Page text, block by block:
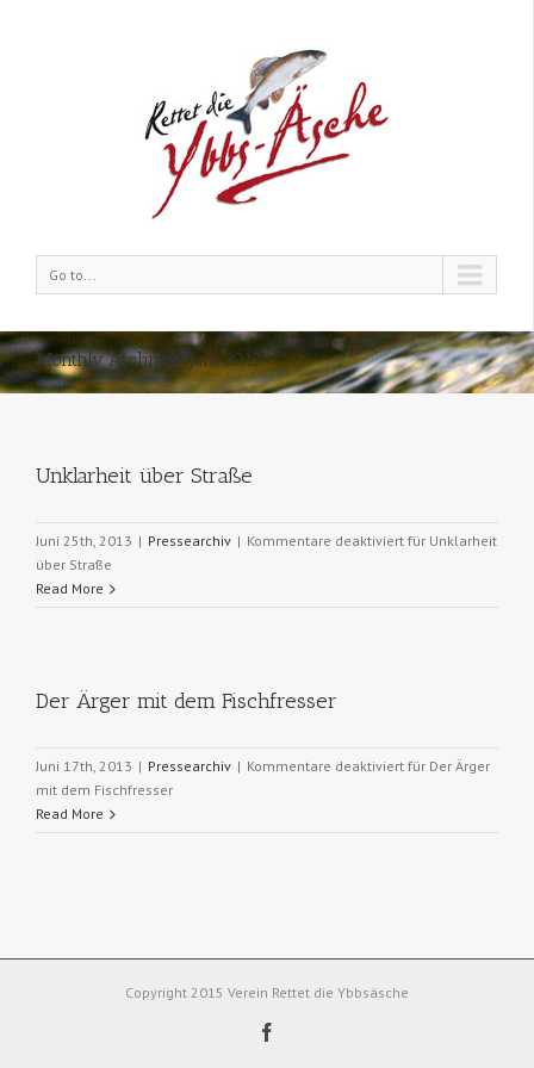
Go to...
Monthly Archives:Juni 2013
Unklarheit über Straße
Juni 25th, 2013 | Pressearchiv | Kommentare deaktiviert für Unklarheit
über Straße
Read More
Der Ärger mit dem Fischfresser
Juni 17th, 2013 | Pressearchiv | Kommentare deaktiviert für Der Ärger
mit dem Fischfresser
Read More
Copyright 2015 Verein Rettet die Ybbsäsche